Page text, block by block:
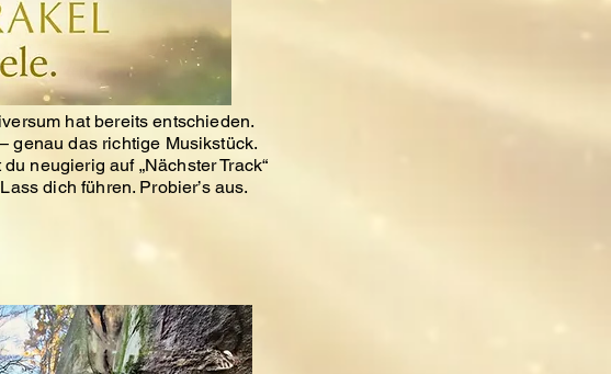
hat bereits entschieden.
genau das richtige Musikstück.
neugierig auf „Nächster Track“
dich führen. Probier’s aus.